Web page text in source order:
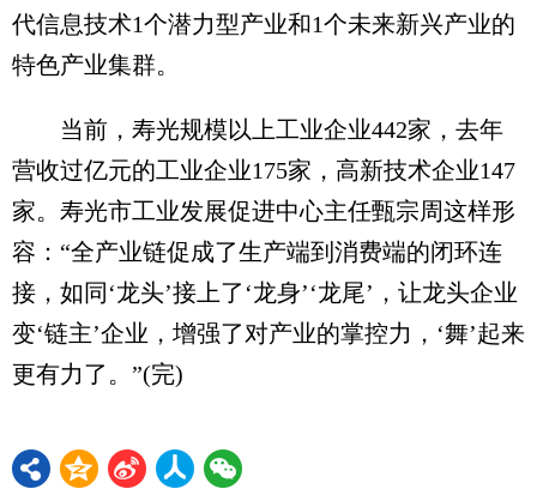
代信息技术1个潜力型产业和1个未来新兴产业的
特色产业集群。
当前，寿光规模以上工业企业442家，去年
营收过亿元的工业企业175家，高新技术企业147
家。寿光市工业发展促进中心主任甄宗周这样形
容：“全产业链促成了生产端到消费端的闭环连
接，如同‘龙头’接上了‘龙身’‘龙尾’，让龙头企业
变‘链主’企业，增强了对产业的掌控力，‘舞’起来
更有力了。”(完)